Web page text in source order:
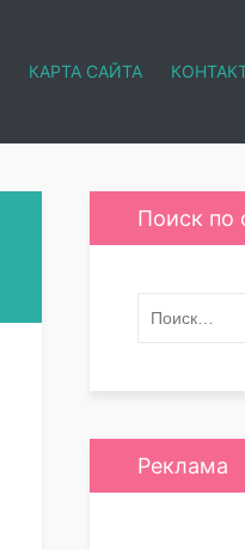
КАРТА САЙТА
Поиск по
Реклама